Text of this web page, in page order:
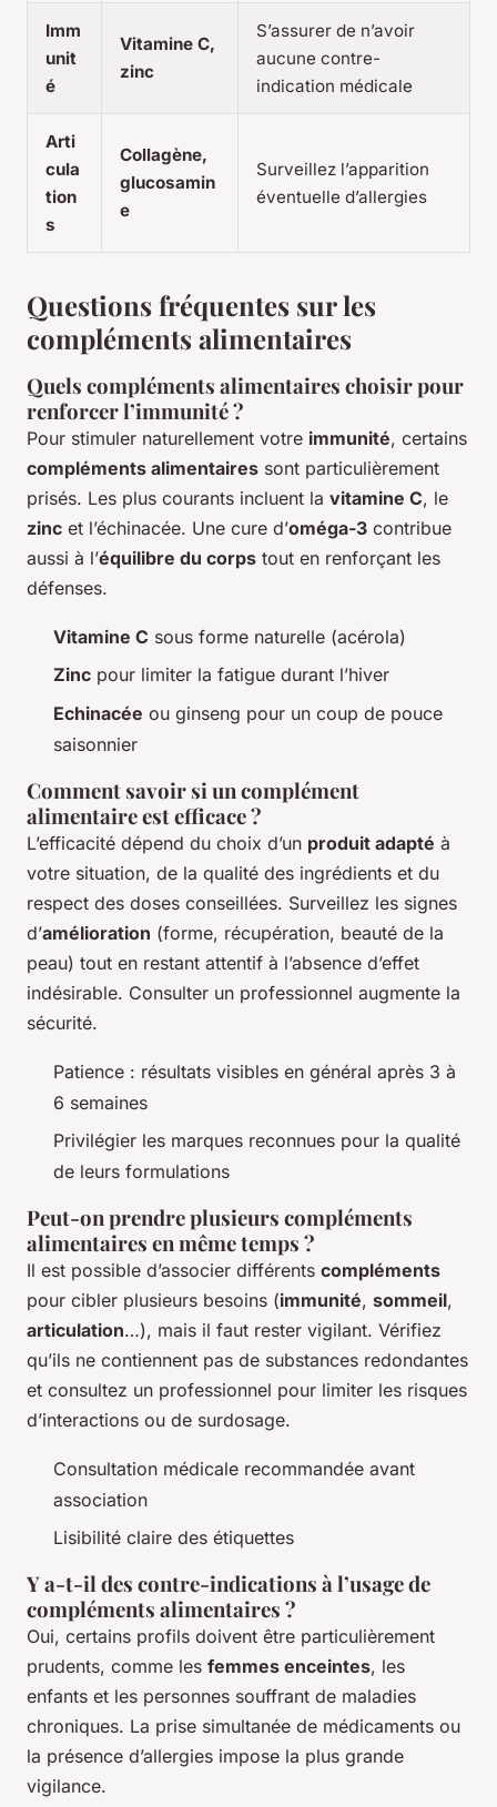
Imm
unit
é
Vitamine C,
zinc
S’assurer de n’avoir
aucune contre-
indication médicale
Arti
cula
tion
s
Collagène,
glucosamin
e
Surveillez l’apparition
éventuelle d’allergies
Questions fréquentes sur les
compléments alimentaires
Quels compléments alimentaires choisir pour
renforcer l’immunité ?
Pour stimuler naturellement votre immunité, certains
compléments alimentaires sont particulièrement
prisés. Les plus courants incluent la vitamine C, le
zinc et l’échinacée. Une cure d’oméga-3 contribue
aussi à l’équilibre du corps tout en renforçant les
défenses.
Vitamine C sous forme naturelle (acérola)
Zinc pour limiter la fatigue durant l’hiver
Echinacée ou ginseng pour un coup de pouce
saisonnier
Comment savoir si un complément
alimentaire est efficace ?
L’efficacité dépend du choix d’un produit adapté à
votre situation, de la qualité des ingrédients et du
respect des doses conseillées. Surveillez les signes
d’amélioration (forme, récupération, beauté de la
peau) tout en restant attentif à l’absence d’effet
indésirable. Consulter un professionnel augmente la
sécurité.
Patience : résultats visibles en général après 3 à
6 semaines
Privilégier les marques reconnues pour la qualité
de leurs formulations
Peut-on prendre plusieurs compléments
alimentaires en même temps ?
Il est possible d’associer différents compléments
pour cibler plusieurs besoins (immunité, sommeil,
articulation…), mais il faut rester vigilant. Vérifiez
qu’ils ne contiennent pas de substances redondantes
et consultez un professionnel pour limiter les risques
d’interactions ou de surdosage.
Consultation médicale recommandée avant
association
Lisibilité claire des étiquettes
Y a-t-il des contre-indications à l’usage de
compléments alimentaires ?
Oui, certains profils doivent être particulièrement
prudents, comme les femmes enceintes, les
enfants et les personnes souffrant de maladies
chroniques. La prise simultanée de médicaments ou
la présence d’allergies impose la plus grande
vigilance.